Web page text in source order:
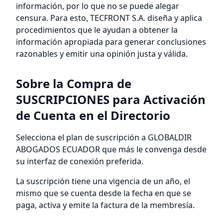
información, por lo que no se puede alegar
censura. Para esto, TECFRONT S.A. diseña y aplica
procedimientos que le ayudan a obtener la
información apropiada para generar conclusiones
razonables y emitir una opinión justa y válida.
Sobre la Compra de
SUSCRIPCIONES para Activación
de Cuenta en el Directorio
Selecciona el plan de suscripción a GLOBALDIR
ABOGADOS ECUADOR que más le convenga desde
su interfaz de conexión preferida.
La suscripción tiene una vigencia de un año, el
mismo que se cuenta desde la fecha en que se
paga, activa y emite la factura de la membresía.